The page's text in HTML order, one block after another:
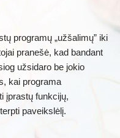
programų „užšalimų” iki
pranešė, kad bandant
užsidaro be jokio
kai programa
įprastų funkcijų,
paveikslėlį.